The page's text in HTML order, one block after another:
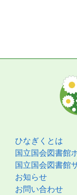
ひなぎくとは
国立国会図書館
国立国会図書館
お知らせ
お問い合わせ